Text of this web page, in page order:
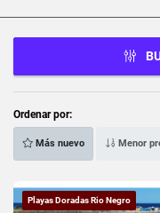
Ordenar por:
Más nuevo Menor
Playas Doradas Rio Negro